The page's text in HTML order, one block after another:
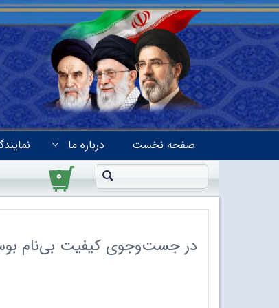
صفحه نخست درباره ما
۰
در جست‌وجوی کیفیت بی‌نام